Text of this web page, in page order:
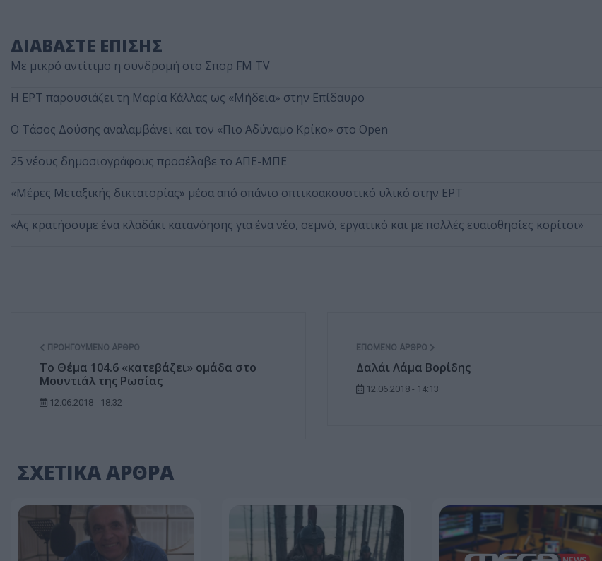
ΔΙΑΒΑΣΤΕ ΕΠΙΣΗΣ
Με μικρό αντίτιμο η συνδρομή στο Σπορ FM TV
Η ΕΡΤ παρουσιάζει τη Μαρία Κάλλας ως «Μήδεια» στην Επίδαυρο
Ο Τάσος Δούσης αναλαμβάνει και τον «Πιο Αδύναμο Κρίκο» στο Open
25 νέους δημοσιογράφους προσέλαβε το ΑΠΕ-ΜΠΕ
«Μέρες Μεταξικής δικτατορίας» μέσα από σπάνιο οπτικοακουστικό υλικό στην ΕΡΤ
«Ας κρατήσουμε ένα κλαδάκι κατανόησης για ένα νέο, σεμνό, εργατικό και με πολλές ευαισθησίες κορίτσι»
ΠΡΟΗΓΟΎΜΕΝΟ ΆΡΘΡΟ
Το Θέμα 104.6 «κατεβάζει» ομάδα στο
Μουντιάλ της Ρωσίας
12.06.2018 - 18:32
ΕΠΌΜΕΝΟ ΆΡΘΡΟ
Δαλάι Λάμα Βορίδης
12.06.2018 - 14:13
ΣΧΕΤΙΚΑ ΑΡΘΡΑ